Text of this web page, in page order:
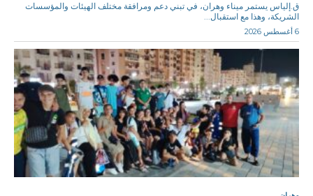
ق.إلياس يستمر ميناء وهران، في تبني دعم ومرافقة مختلف الهيئات والمؤسسات
الشريكة، وهذا مع استقبال...
6 أغسطس 2026